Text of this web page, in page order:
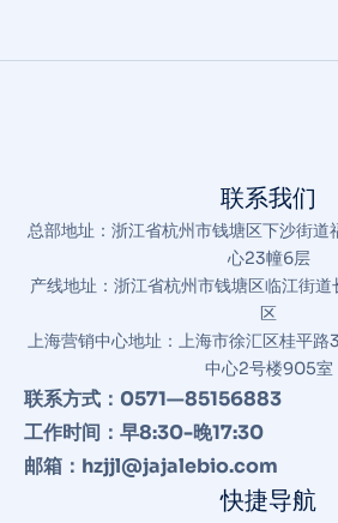
联系我们
总部地址：浙江省杭州市钱塘区下沙街道
心23幢6层
产线地址：浙江省杭州市钱塘区临江街
区
上海营销中心地址：上海市徐汇区桂平路
中心2号楼905室
联系方式：0571—85156883
工作时间：早8:30-晚17:30
邮箱：hzjjl@jajalebio.com
快捷导航